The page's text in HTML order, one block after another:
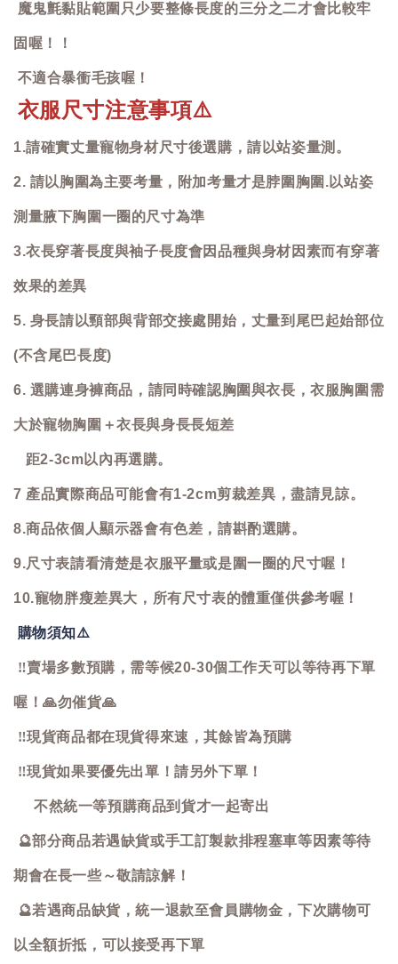
魔鬼氈黏貼範圍只少要整條長度的三分之二才會比較牢
固喔！！
不適合暴衝毛孩喔！
衣服尺寸注意事項⚠️
1.請確實丈量寵物身材尺寸後選購，請以站姿量測。
2. 請以胸圍為主要考量，附加考量才是脖圍胸圍.以站姿
測量腋下胸圍一圈的尺寸為準
3.衣長穿著長度與袖子長度會因品種與身材因素而有穿著
效果的差異
5. 身長請以頸部與背部交接處開始，丈量到尾巴起始部位
(不含尾巴長度)
6. 選購連身褲商品，請同時確認胸圍與衣長，衣服胸圍需
大於寵物胸圍＋衣長與身長長短差
距2-3cm以內再選購。
7 產品實際商品可能會有1-2cm剪裁差異，盡請見諒。
8.商品依個人顯示器會有色差，請斟酌選購。
9.尺寸表請看清楚是衣服平量或是圍一圈的尺寸喔！
10.寵物胖瘦差異大，所有尺寸表的體重僅供參考喔！
購物須知⚠️
‼️賣場多數預購，需等候20-30個工作天可以等待再下單
喔！🙏勿催貨🙏
‼️現貨商品都在現貨得來速，其餘皆為預購
‼️現貨如果要優先出單！請另外下單！
不然統一等預購商品到貨才一起寄出
🔮部分商品若遇缺貨或手工訂製款排程塞車等因素等待
期會在長一些～敬請諒解！
🔮若遇商品缺貨，統一退款至會員購物金，下次購物可
以全額折抵，可以接受再下單